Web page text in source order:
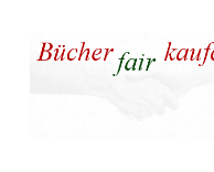
Zur
Navigation
Zum
Inhalt